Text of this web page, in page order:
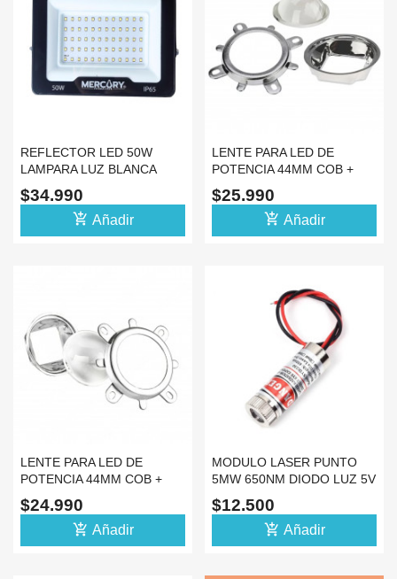
REFLECTOR LED 50W
LAMPARA LUZ BLANCA
6500K IP65 110V 220V
$34.990
add_shopping_cart Añadir
LENTE PARA LED DE
POTENCIA 44MM COB +
SOPORTE REFLEJO 120°
$25.990
add_shopping_cart Añadir
LENTE PARA LED DE
POTENCIA 44MM COB +
SOPORTE REFLEJO 60°
$24.990
add_shopping_cart Añadir
MODULO LASER PUNTO
5MW 650NM DIODO LUZ 5V
PUNTERO COLOR ROJO
$12.500
add_shopping_cart Añadir